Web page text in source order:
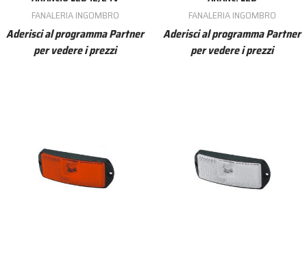
FANALERIA INGOMBRO
Aderisci al programma Partner
per vedere i prezzi
FANALERIA INGOMBRO
Aderisci al programma Partner
per vedere i prezzi